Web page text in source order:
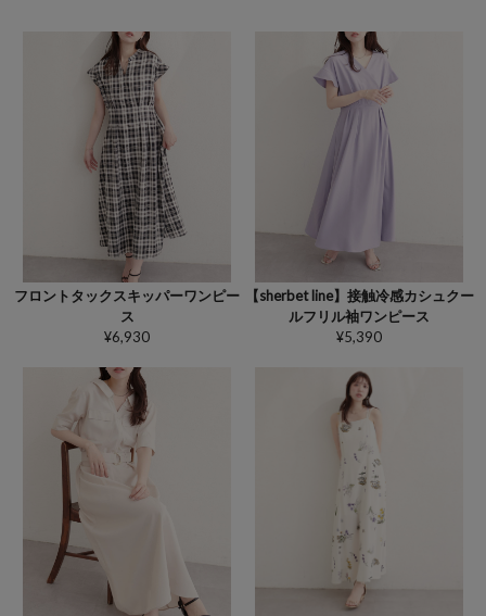
フロントタックスキッパーワンピー
ス
¥6,930
【sherbet line】接触冷感カシュクー
ルフリル袖ワンピース
¥5,390